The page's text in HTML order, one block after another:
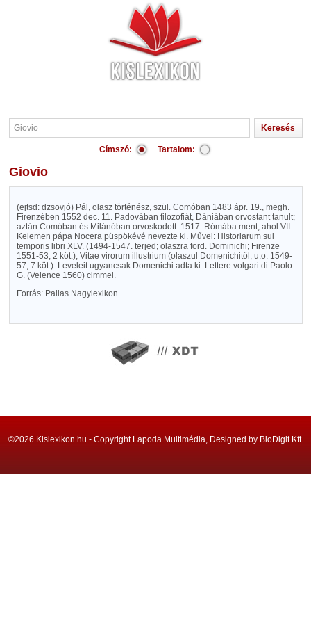
Címszó: Tartalom:
Giovio
(ejtsd: dzsovjó) Pál, olasz történész, szül. Comóban 1483 ápr. 19., megh.
Firenzében 1552 dec. 11. Padovában filozofiát, Dániában orvostant tanult;
aztán Comóban és Milánóban orvoskodott. 1517. Rómába ment, ahol VII.
Kelemen pápa Nocera püspökévé nevezte ki. Művei: Historiarum sui
temporis libri XLV. (1494-1547. terjed; olaszra ford. Dominichi; Firenze
1551-53, 2 köt.); Vitae virorum illustrium (olaszul Domenichitől, u.o. 1549-
57, 7 köt.). Leveleit ugyancsak Domenichi adta ki: Lettere volgari di Paolo
G. (Velence 1560) cimmel.
Forrás: Pallas Nagylexikon
©2026 Kislexikon.hu - Copyright Lapoda Multimédia, Designed by BioDigit Kft.